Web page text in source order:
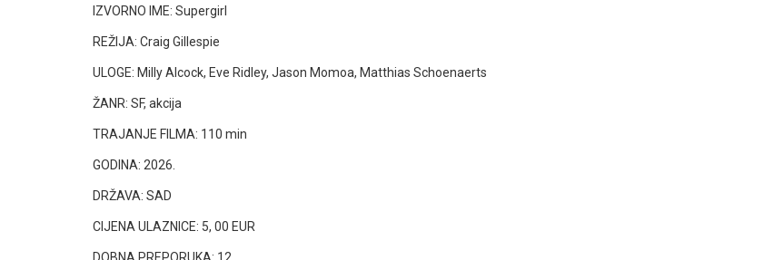
IZVORNO IME: Supergirl
REŽIJA: Craig Gillespie
ULOGE: Milly Alcock, Eve Ridley, Jason Momoa, Matthias Schoenaerts
ŽANR: SF, akcija
TRAJANJE FILMA: 110 min
GODINA: 2026.
DRŽAVA: SAD
CIJENA ULAZNICE: 5, 00 EUR